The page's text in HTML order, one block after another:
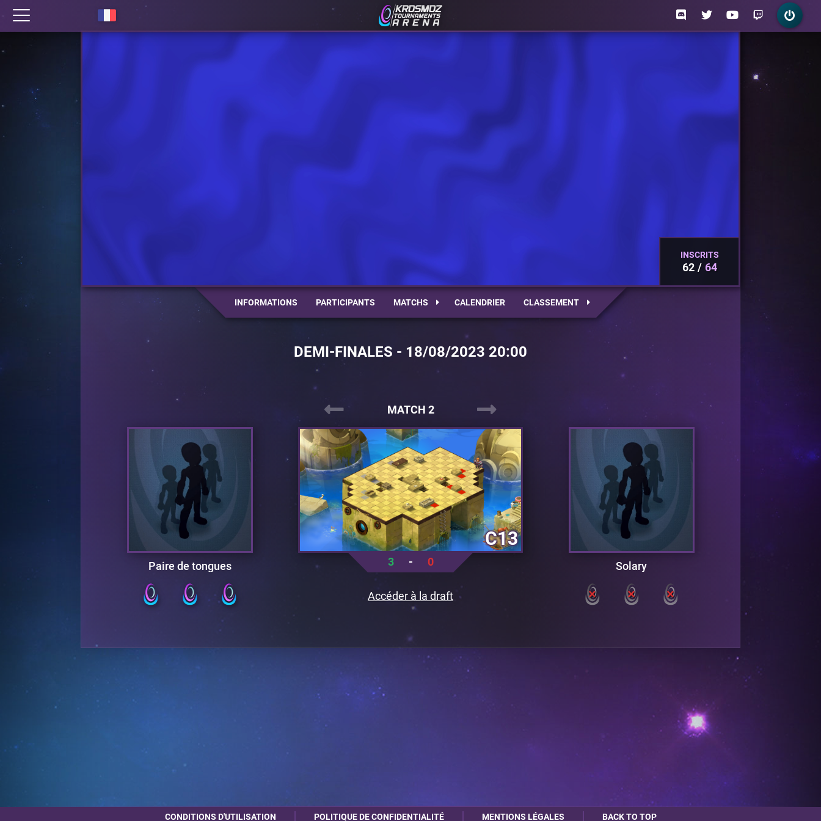
INSCRITS
62 64
INFORMATIONS PARTICIPANTS MATCHS CALENDRIER CLASSEMENT
DEMI-FINALES - 18/08/2023 20:00
MATCH 2
Paire de tongues Solary
C13
3 - 0
Accéder à la draft
CONDITIONS D'UTILISATION POLITIQUE DE CONFIDENTIALITÉ MENTIONS LÉGALES BACK TO TOP